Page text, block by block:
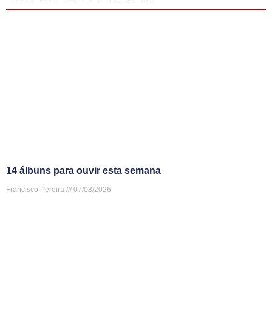
14 álbuns para ouvir esta semana
Francisco Pereira 07/08/2026